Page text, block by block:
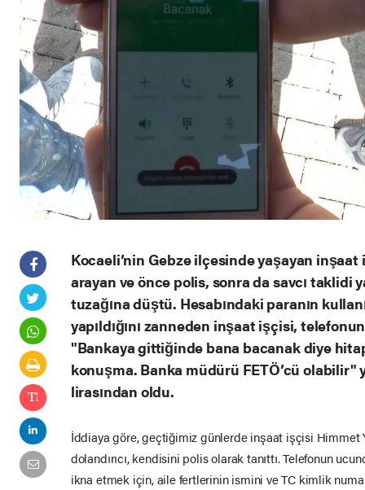
Kocaeli’nin Gebze ilçesinde yaşayan
arayan ve önce polis, sonra da savcı taklidi
tuzağına düştü. Hesabındaki paranın
yapıldığını zanneden inşaat işçisi,
"Bankaya gittiğinde bana bacanak diye
konuşma. Banka müdürü FETÖ’cü olabilir"
lirasından oldu.
İddiaya göre, geçtiğimiz günlerde inşaat işçisi Himmet
dolandırıcı, kendisini polis olarak tanıttı. Telefonun
ikna etmek için, aile fertlerinin ismini ve TC kimlik